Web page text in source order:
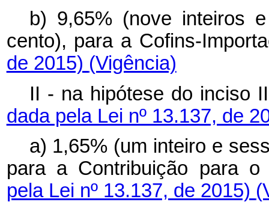
b) 9,65% (nove inteiros
cento), para a Cofins-
de 2015) (Vigência)
II - na hipótese do inciso
dada pela Lei nº 13.137, de
a) 1,65% (um inteiro e
para a Contribuição para
pela Lei nº 13.137, de 2015)